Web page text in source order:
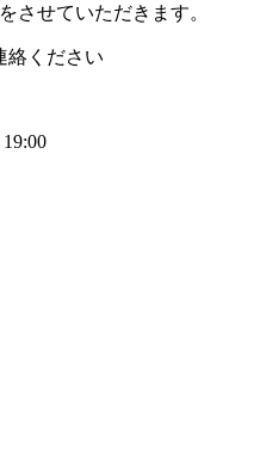
させていただきます。
絡ください